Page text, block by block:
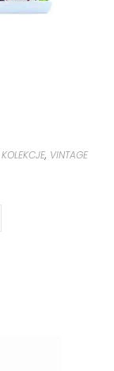
KOLEKCJE, VINTAGE